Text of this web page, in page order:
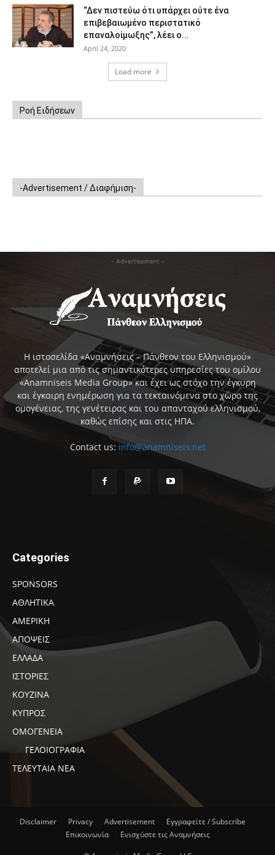
“Δεν πιστεύω ότι υπάρχει ούτε ένα
επιβεβαιωμένο περιστατικό
επαναλοίμωξης”, λέει ο...
April 24, 2020
Load more
Ροή Ειδήσεων
-Advertisement / Διαφήμιση-
- Advertisement -
Η ιστοσελίδα «Αναμνήσεις – Πάνθεον του Ελληνισμού»
αποτελεί μια από τις σημαντικότερες υπηρεσίες του ομίλου
«Anamniseis Media Group» και έχει ως στόχο την έγκυρη
και έγκαιρη ενημέρωση για τα τεκταινόμενα στο χώρο της
ομογένειας, της γενέτειρας και του απανταχού ελληνισμού,
καθώς επίσης και στις ΗΠΑ.
Contact us: info@anamniseis.net
Categories
SPONSORS
ΑΘΛΗΤΙΚΑ
ΑΜΕΡΙΚΗ
ΑΠΟΨΕΙΣ
ΕΛΛΑΔΑ
ΙΣΤΟΡΙΕΣ
ΚΟΥΖΙΝΑ
ΚΥΠΡΟΣ
ΟΜΟΓΕΝΕΙΑ
ΓΕΛΟΙΟΓΡΑΦΙΑ
ΤΕΛΕΥΤΑΙΑ ΝΕΑ
Disclaimer Privacy Advertisement
Εγγραφείτε / Subscribe
Επικοινωνία
Ενισχύστε τις Αναμνήσεις